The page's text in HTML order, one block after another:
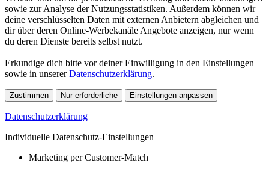
sowie zur Analyse der Nutzungsstatistiken. Außerdem können wir
deine verschlüsselten Daten mit externen Anbietern abgleichen und
dir über deren Online-Werbekanäle Angebote anzeigen, nur wenn
du deren Dienste bereits selbst nutzt.
Erkundige dich bitte vor deiner Einwilligung in den Einstellungen
sowie in unsererDatenschutzerklärung.
Zustimmen Nur erforderliche Einstellungen anpassen
Datenschutzerklärung
Individuelle Datenschutz-Einstellungen
Marketing per Customer-Match